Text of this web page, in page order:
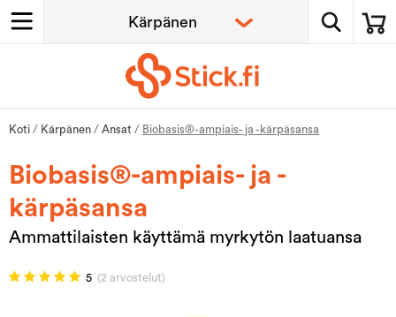
Koti / Kärpänen / Ansat / Biobasis®-ampiais- ja -kärpäsansa
Biobasis®-ampiais- ja -
kärpäsansa
Ammattilaisten käyttämä myrkytön laatuansa
5 (2 arvostelut)